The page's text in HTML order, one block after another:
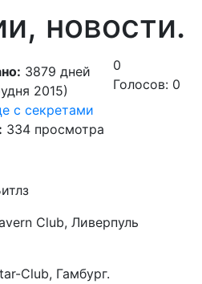
новости.
3879 дней
2015)
с секретами
334 просмотра
0
Голосов: 0
Club, Ливерпуль
Club, Гамбург.